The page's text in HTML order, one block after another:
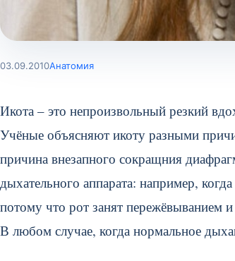
03.09.2010Анатомия
Икота – это непроизвольный резкий
Учёные объясняют икоту разными
причина внезапного сокращния
дыхательного аппарата: например,
потому что рот занят пережёвыванием
В любом случае, когда нормальное